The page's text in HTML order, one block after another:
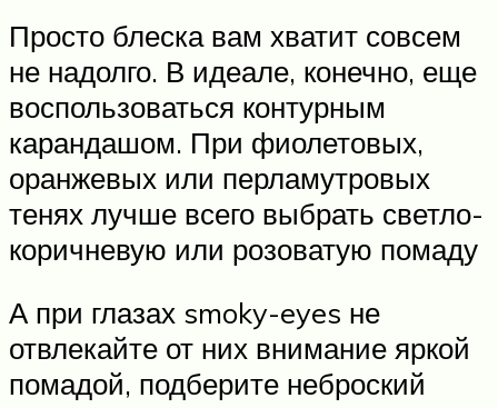
Просто блеска вам хватит совсем
не надолго. В идеале, конечно, еще
воспользоваться контурным
карандашом. При фиолетовых,
оранжевых или перламутровых
тенях лучше всего выбрать светло-
коричневую или розоватую помаду
А при глазах smoky-eyes не
отвлекайте от них внимание яркой
помадой, подберите неброский